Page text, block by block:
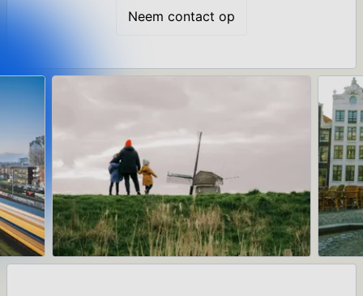
Neem contact op